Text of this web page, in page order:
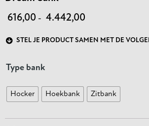
616,00 - 4.442,00
STEL JE PRODUCT SAMEN MET DE
Type bank
Hocker Hoekbank Zitbank